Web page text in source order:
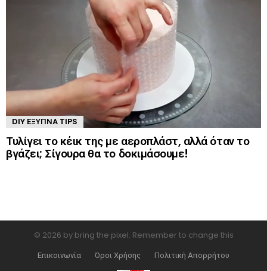
DIY ΈΞΥΠΝΑ TIPS
Τυλίγει το κέικ της με αεροπλάστ, αλλά όταν το
βγάζει; Σίγουρα θα το δοκιμάσουμε!
© 2026 by bring the pixel. Remember to change this
Επικοινωνία
Όροι Χρήσης Πολιτική Απορρήτου